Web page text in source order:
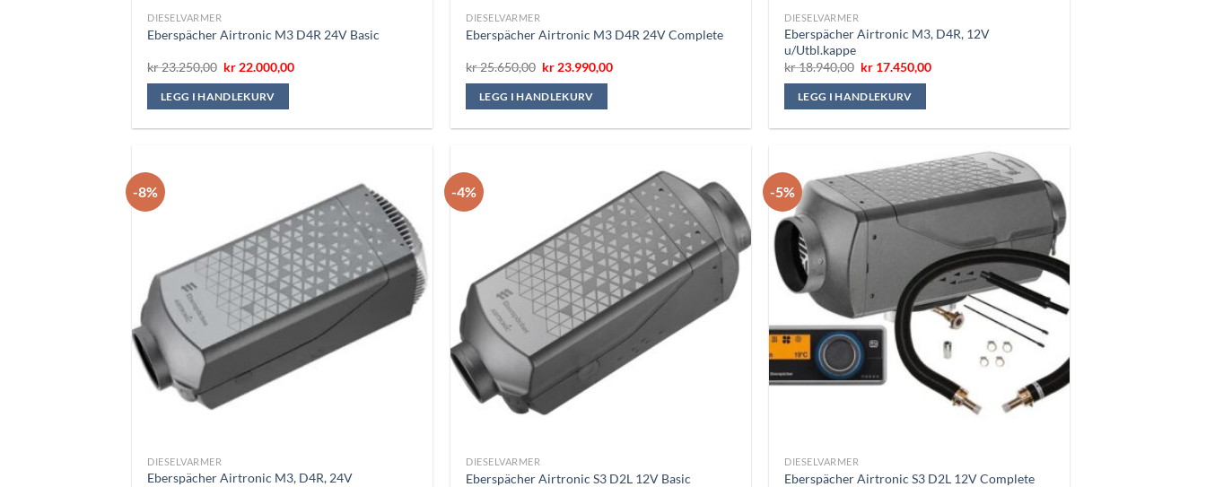
DIESELVARMER
Eberspächer Airtronic M3 D4R 24V Basic
kr23.250,00 Opprinnelig
var:
kr 23.250,00.
kr 22.000,00Nåværende
LEGG I HANDLEKURV
DIESELVARMER
Eberspächer Airtronic M3 D4R 24V Complete
kr25.650,00 Opprinnelig
var:
kr 25.650,00.
kr 23.990,00Nåværende
LEGG I HANDLEKURV
DIESELVARMER
Eberspächer Airtronic M3, D4R, 12V
u/Utbl.kappe
kr18.940,00 Opprinnelig
var:
kr 18.940,00.
kr 17.450,00Nåværende
LEGG I HANDLEKURV
-8%
DIESELVARMER
Eberspächer Airtronic M3, D4R, 24V
-4%
DIESELVARMER
Eberspächer Airtronic S3 D2L 12V Basic
-5%
DIESELVARMER
Eberspächer Airtronic S3 D2L 12V Complete